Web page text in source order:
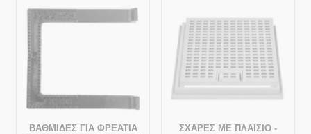
ΒΑΘΜΙΔΕΣ ΓΙΑ ΦΡΕΑΤΙΑ
ΣΧΑΡΕΣ ΜΕ ΠΛΑΙΣΙΟ -